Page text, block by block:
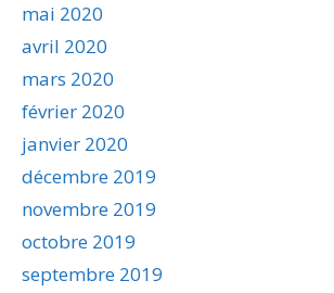
mai 2020
avril 2020
mars 2020
février 2020
janvier 2020
décembre 2019
novembre 2019
octobre 2019
septembre 2019